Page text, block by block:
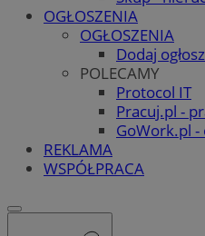
OGŁOSZENIA
OGŁOSZENIA
Dodaj
POLECAMY
Protocol IT
Pracuj.pl -
GoWork.pl
REKLAMA
WSPÓŁPRACA